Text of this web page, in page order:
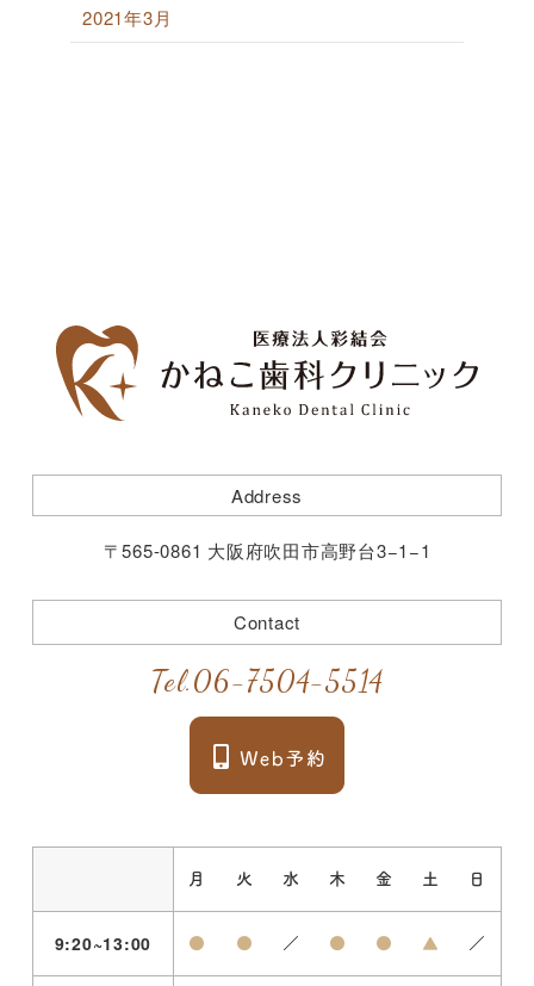
2021年3月
Address
〒565-0861 大阪府吹田市高野台3−1−1
Contact
Tel.06-7504-5514
月 火 水 木 金 土 日
9:20~13:00 ● ● ／ ● ● ▲ ／